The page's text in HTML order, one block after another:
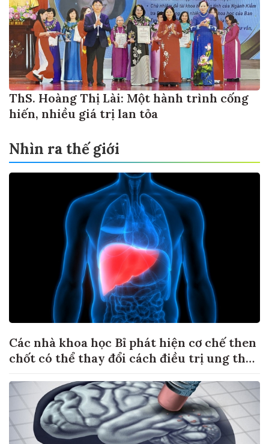
ThS. Hoàng Thị Lài: Một hành trình cống
hiến, nhiều giá trị lan tỏa
Nhìn ra thế giới
Các nhà khoa học Bỉ phát hiện cơ chế then
chốt có thể thay đổi cách điều trị ung thư